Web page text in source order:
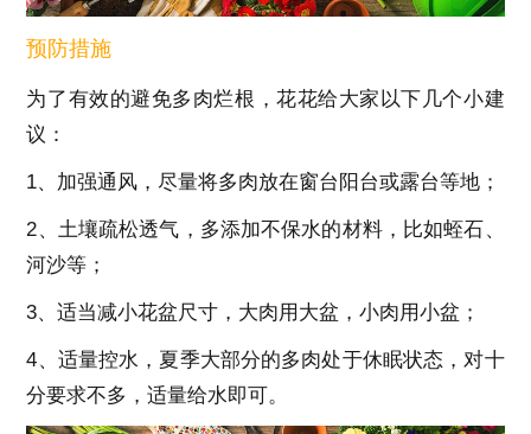
预防措施
为了有效的避免多肉烂根，花花给大家以下几个小建
议：
1、加强通风，尽量将多肉放在窗台阳台或露台等地；
2、土壤疏松透气，多添加不保水的材料，比如蛭石、
河沙等；
3、适当减小花盆尺寸，大肉用大盆，小肉用小盆；
4、适量控水，夏季大部分的多肉处于休眠状态，对十
分要求不多，适量给水即可。